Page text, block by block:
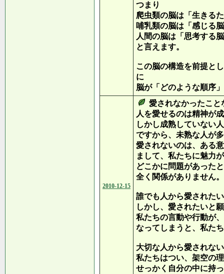
つまり
爬虫類の脳は「生きる
哺乳類の脳は「感じる
人間の脳は「思考する
と言えます。
この脳の構造を前提と
に
脳が「どのような順序
2010-12-15
愛されなかったこと
人を愛せるのは精神が
しかし成熟していない
ですから、未熟な人が
愛されないのは、ある
まして、私たちに魅力
どこかに問題があった
全く関係がありません。
誰でも人から愛された
しかし、愛されたいと
私たちの言動や行動が
なってしまうと、私た
大切な人から愛されな
私たちはつい、架空の
せっかく自分の中に持